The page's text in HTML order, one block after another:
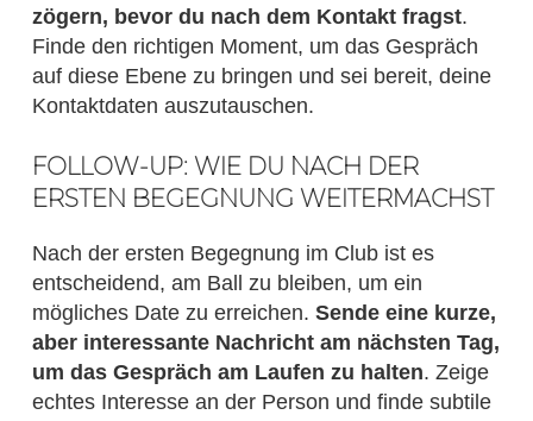
zögern, bevor du nach dem Kontakt fragst.
Finde den richtigen Moment, um das Gespräch
auf diese Ebene zu bringen und sei bereit, deine
Kontaktdaten auszutauschen.
FOLLOW-UP: WIE DU NACH DER
ERSTEN BEGEGNUNG WEITERMACHST
Nach der ersten Begegnung im Club ist es
entscheidend, am Ball zu bleiben, um ein
mögliches Date zu erreichen. Sende eine kurze,
aber interessante Nachricht am nächsten Tag,
um das Gespräch am Laufen zu halten. Zeige
echtes Interesse an der Person und finde subtile